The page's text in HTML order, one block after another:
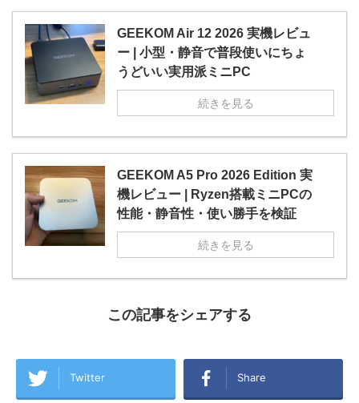
GEEKOM Air 12 2026 実機レビュ
ー | 小型・静音で普段使いにちょ
うどいい実用派ミニPC
続きを見る
GEEKOM A5 Pro 2026 Edition 実
機レビュー | Ryzen搭載ミニPCの
性能・静音性・使い勝手を検証
続きを見る
この記事をシェアする
Twitter Share